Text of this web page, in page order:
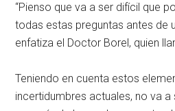
“Pienso que va a ser difícil que
todas estas preguntas antes de
enfatiza el Doctor Borel, quien
Teniendo en cuenta estos
incertidumbres actuales, no va